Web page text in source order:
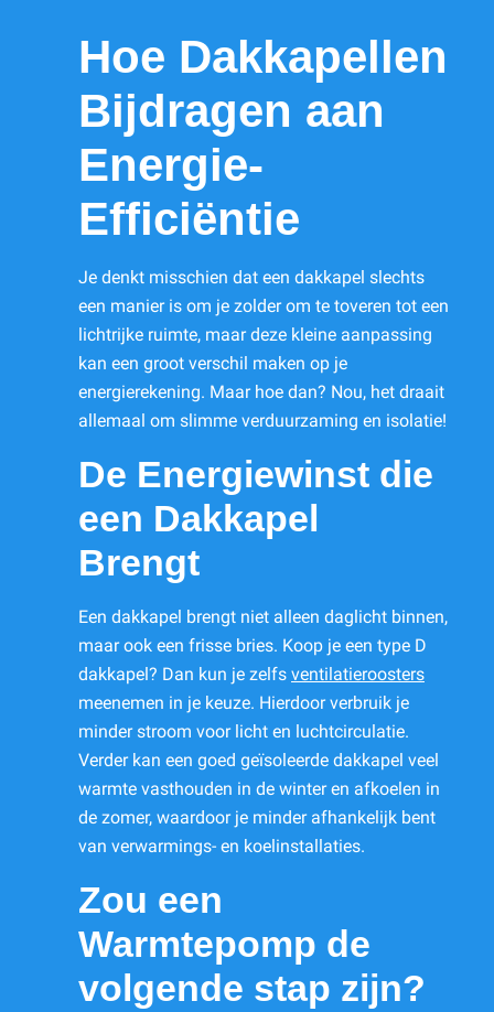
Hoe Dakkapellen
Bijdragen aan
Energie-
Efficiëntie
Je denkt misschien dat een dakkapel slechts
een manier is om je zolder om te toveren tot een
lichtrijke ruimte, maar deze kleine aanpassing
kan een groot verschil maken op je
energierekening. Maar hoe dan? Nou, het draait
allemaal om slimme verduurzaming en isolatie!
De Energiewinst die
een Dakkapel
Brengt
Een dakkapel brengt niet alleen daglicht binnen,
maar ook een frisse bries. Koop je een type D
dakkapel? Dan kun je zelfs ventilatieroosters
meenemen in je keuze. Hierdoor verbruik je
minder stroom voor licht en luchtcirculatie.
Verder kan een goed geïsoleerde dakkapel veel
warmte vasthouden in de winter en afkoelen in
de zomer, waardoor je minder afhankelijk bent
van verwarmings- en koelinstallaties.
Zou een
Warmtepomp de
volgende stap zijn?